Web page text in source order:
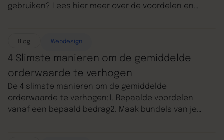
gebruiken? Lees hier meer over de voordelen en
Blog Webdesign
4 Slimste manieren om de gemiddelde
orderwaarde te verhogen
De 4 slimste manieren om de gemiddelde
orderwaarde te verhogen:1. Bepaalde voordelen
vanaf een bepaald bedrag2. Maak bundels van je